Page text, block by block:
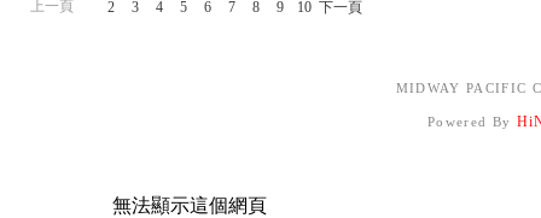
上一頁 2 3 4 5 6 7 8 9 10 下一頁
MIDWAY PACIFIC
Powered By
無法顯示這個網頁